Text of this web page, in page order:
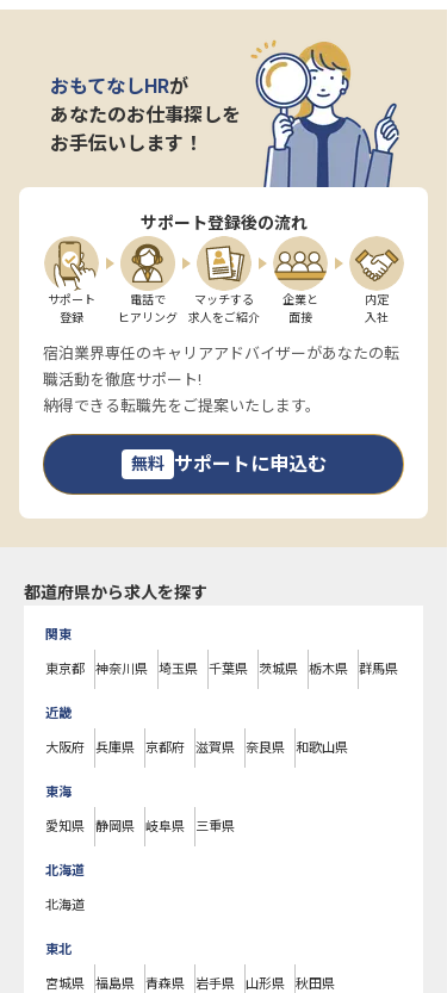
おもてなしHRが
あなたのお仕事探しを
お手伝いします！
サポート登録後の流れ
サポート
登録
電話で
ヒアリング
マッチする
求人をご紹介
企業と
面接
内定
入社
宿泊業界専任のキャリアアドバイザーがあなたの転
職活動を徹底サポート!
納得できる転職先をご提案いたします。
無料 サポートに申込む
都道府県から求人を探す
関東
東京都 神奈川県 埼玉県 千葉県 茨城県 栃木県 群馬県
近畿
大阪府 兵庫県 京都府 滋賀県 奈良県 和歌山県
東海
愛知県 静岡県 岐阜県 三重県
北海道
北海道
東北
宮城県 福島県 青森県 岩手県 山形県 秋田県